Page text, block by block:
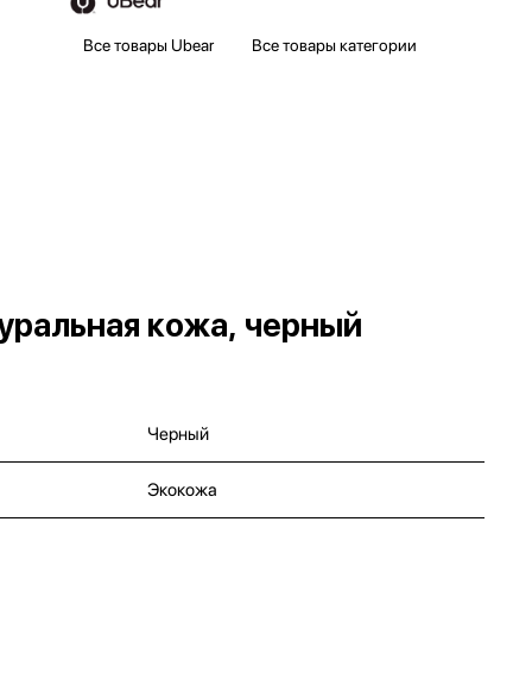
Все товары Ubear Все товары категории
кожа, черный
Черный
Экокожа